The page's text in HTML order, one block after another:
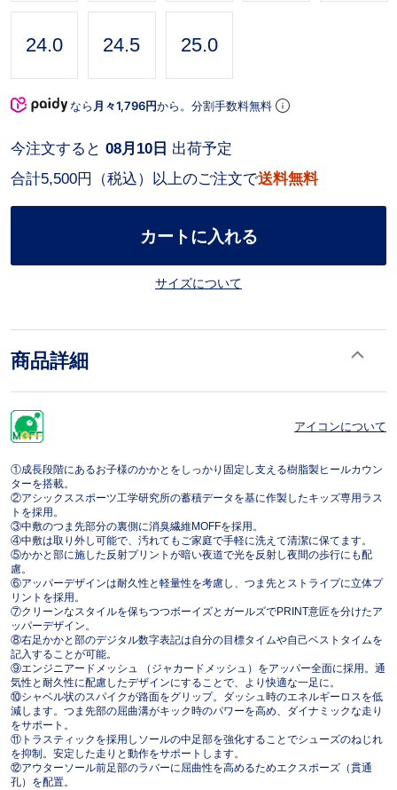
24.0 24.5 25.0
なら 月々1,796円から。分割手数料無料
合計5,500円（税込）以上のご注文で送料無料
今注文すると 08月10日 出荷予定
カートに入れる
サイズについて
商品詳細
アイコンについて
①成長段階にあるお子様のかかとをしっかり固定し支える樹脂製ヒールカウン
ターを搭載。
②アシックススポーツ工学研究所の蓄積データを基に作製したキッズ専用ラス
トを採用。
③中敷のつま先部分の裏側に消臭繊維MOFFを採用。
④中敷は取り外し可能で、汚れてもご家庭で手軽に洗えて清潔に保てます。
⑤かかと部に施した反射プリントが暗い夜道で光を反射し夜間の歩行にも配
慮。
⑥アッパーデザインは耐久性と軽量性を考慮し、つま先とストライプに立体プ
リントを採用。
⑦クリーンなスタイルを保ちつつボーイズとガールズでPRINT意匠を分けたア
ッパーデザイン。
⑧右足かかと部のデジタル数字表記は自分の目標タイムや自己ベストタイムを
記入することが可能。
⑨エンジニアードメッシュ （ジャカードメッシュ）をアッパー全面に採用。通
気性と耐久性に配慮したデザインにすることで、より快適な一足に。
⑩シャベル状のスパイクが路面をグリップ。ダッシュ時のエネルギーロスを低
減します。つま先部の屈曲溝がキック時のパワーを高め、ダイナミックな走り
をサポート。
⑪トラスティックを採用しソールの中足部を強化することでシューズのねじれ
を抑制。安定した走りと動作をサポートします。
⑫アウターソール前足部のラバーに屈曲性を高めるためエクスポーズ（貫通
孔）を配置。